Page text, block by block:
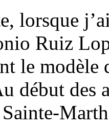
lorsque
Ruiz
le modèle
début des